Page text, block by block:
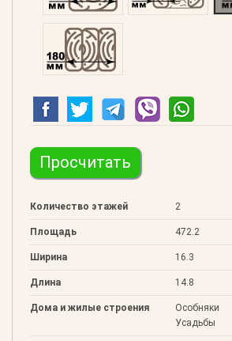
Клееный 180
Просчитать
Количество этажей 2
Площадь 472.2
Ширина 16.3
Длина 14.8
Дома и жилые строения
Особняки
Усадьбы